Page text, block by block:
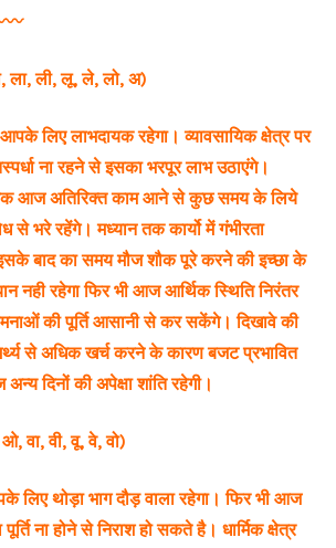
〰️
ला, ली, लू, ले, लो, अ)
लिए लाभदायक रहेगा। व्यावसायिक क्षेत्र पर
ना रहने से इसका भरपूर लाभ उठाएंगे।
आज अतिरिक्त काम आने से कुछ समय के लिये
भरे रहेंगे। मध्यान तक कार्यो में गंभीरता
बाद का समय मौज शौक पूरे करने की इच्छा के
नही रहेगा फिर भी आज आर्थिक स्थिति निरंतर
की पूर्ति आसानी से कर सकेंगे। दिखावे की
से अधिक खर्च करने के कारण बजट प्रभावित
दिनों की अपेक्षा शांति रहेगी।
वा, वी, वू, वे, वो)
लिए थोड़ा भाग दौड़ वाला रहेगा। फिर भी आज
ना होने से निराश हो सकते है। धार्मिक क्षेत्र